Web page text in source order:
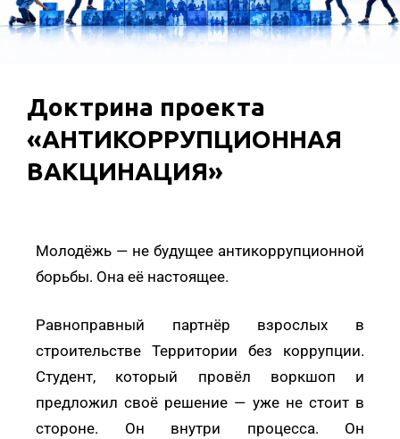
Доктрина проекта
«АНТИКОРРУПЦИОННАЯ
ВАКЦИНАЦИЯ»
Молодёжь — не будущее антикоррупционной
борьбы. Она её настоящее.
Равноправный партнёр взрослых в
строительстве Территории без коррупции.
Студент, который провёл воркшоп и
предложил своё решение — уже не стоит в
стороне. Он внутри процесса. Он